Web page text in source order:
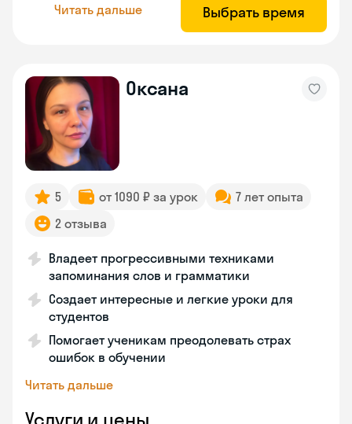
Читать дальше Выбрать время
Оксана
5 от 1090 ₽ за урок
7 лет опыта
2 отзыва
Владеет прогрессивными техниками
запоминания слов и грамматики
Создает интересные и легкие уроки для
студентов
Помогает ученикам преодолевать страх
ошибок в обучении
Читать дальше
Услуги и цены